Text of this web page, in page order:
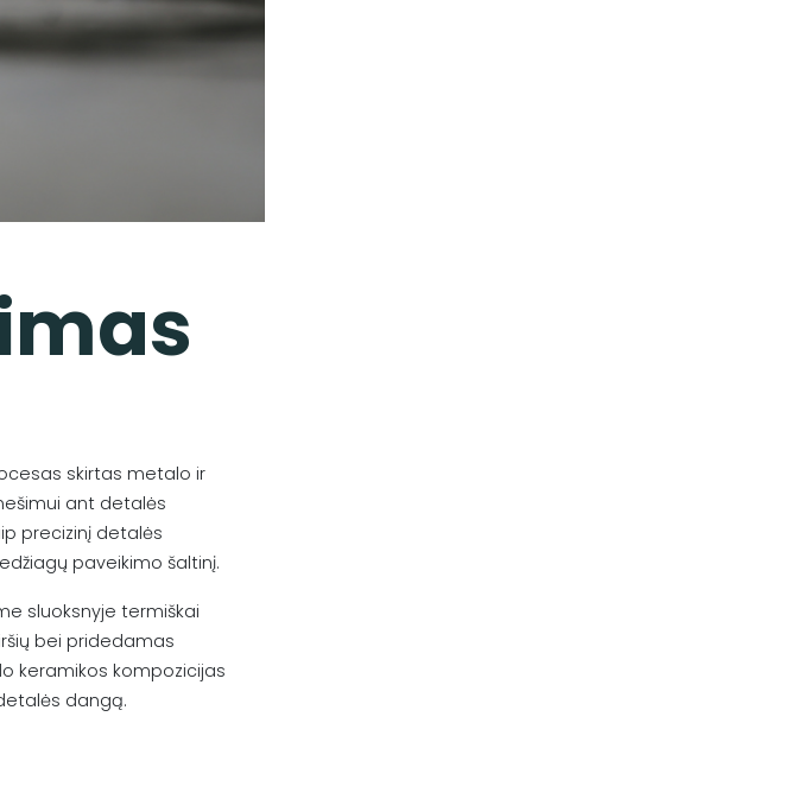
skirtas metalo ir
ant detalės
precizinį detalės
paveikimo šaltinį.
sluoksnyje termiškai
bei pridedamas
keramikos kompozicijas
dangą.